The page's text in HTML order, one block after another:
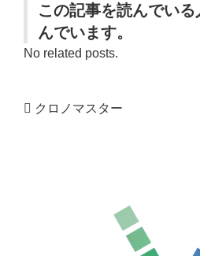
この記事を読んでい
んでいます。
No related posts.
クロノマスター